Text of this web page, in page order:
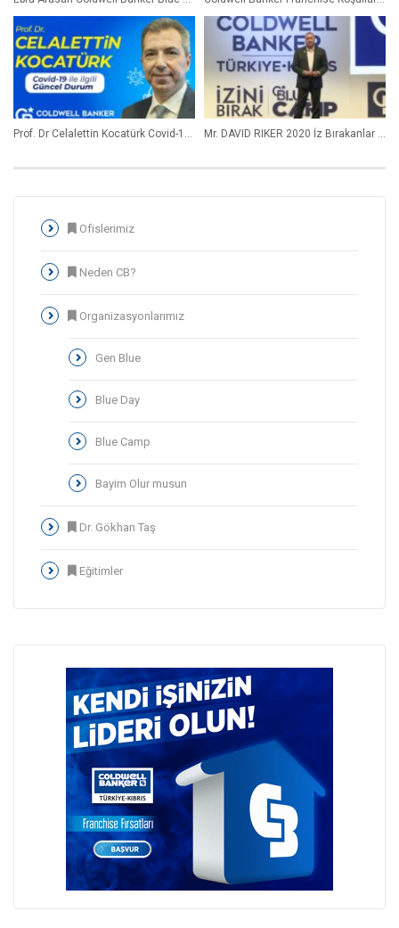
Ofislerimiz
Neden CB?
Organizasyonlarımız
Gen Blue
Blue Day
Blue Camp
Bayim Olur musun
Dr. Gökhan Taş
Eğitimler